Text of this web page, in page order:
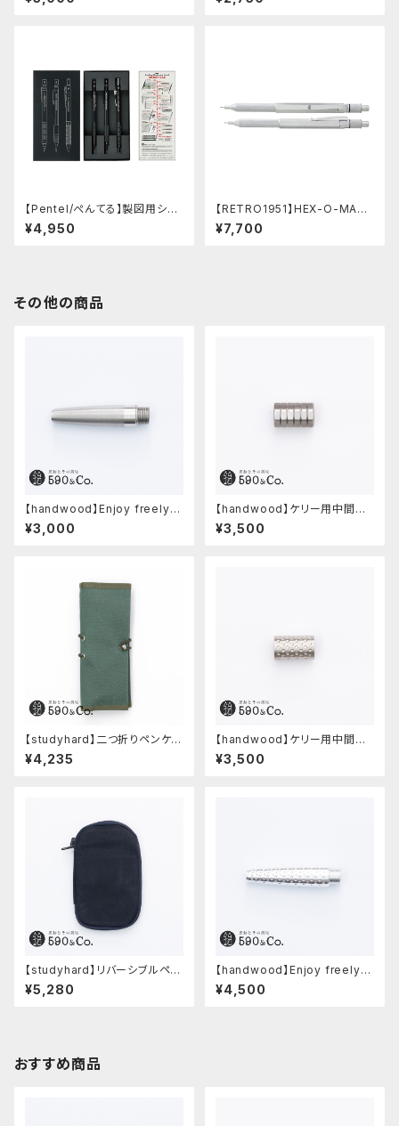
超ジュラルミン) ル (ブルー/0.5mm)
【Pentel/ぺんてる】製図用シャ
ープペンシル 60周年限定3本
セット
¥4,950
【RETRO1951】HEX-O-MATI
Cヘクソマティックシャープペン
シル (シルバー)
¥7,700
その他の商品
【handwood】Enjoy freely
前軸・滑り止め(ステンレス)
¥3,000
【handwood】ケリー用中間パ
ーツ/カスタムグリップ (八角形/
ステンレス)
¥3,500
【studyhard】二つ折りペンケー
ス ミニマムコンパクトサイズ
(アクアブルー)
¥4,235
【handwood】ケリー用中間パ
ーツ/カスタムグリップ (ディンプ
ル/ステンレス)
¥3,500
【studyhard】リバーシブルペン
ケース (ブラック)
¥5,280
【handwood】Enjoy freely
前軸・ディンプル(ジュラルミン)
¥4,500
おすすめ商品